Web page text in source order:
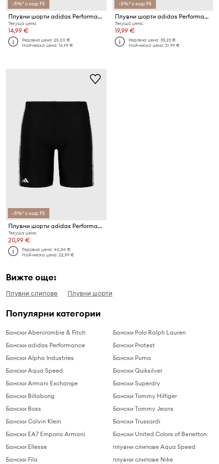
-5%* с код: FS
Плувни шорти adidas Performance Classic 3-Stripes
Текуща цена:
14,99 €
Редовна цена:25,00 €
Най-ниска цена:16,99 €
-5%* с код: FS
Плувни шорти adidas Performance Classic 3-Stripes
Текуща цена:
19,99 €
Редовна цена:35,23 €
Най-ниска цена:21,99 €
-5%* с код: FS
Плувни шорти adidas Performance 3-Stripes
Текуща цена:
20,99 €
Редовна цена:40,34 €
Най-ниска цена:22,99 €
Вижте още:
Плувни слипове Плувни шорти
Популярни категории
Бански Abercrombie & Fitch
Бански adidas Performance
Бански Alpha Industries
Бански Aqua Speed
Бански Armani Exchange
Бански Billabong
Бански Boss
Бански Calvin Klein
Бански EA7 Emporio Armani
Бански Ellesse
Бански Fila
Бански Polo Ralph Lauren
Бански Protest
Бански Puma
Бански Quiksilver
Бански Superdry
Бански Tommy Hilfiger
Бански Tommy Jeans
Бански Trussardi
Бански United Colors of Benetton
плувни слипове Aqua Speed
плувни слипове Nike